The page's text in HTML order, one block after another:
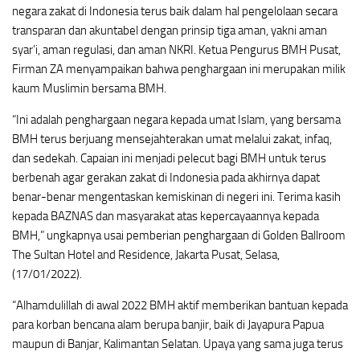
negara zakat di Indonesia terus baik dalam hal pengelolaan secara
transparan dan akuntabel dengan prinsip tiga aman, yakni aman
syar’i, aman regulasi, dan aman NKRI. Ketua Pengurus BMH Pusat,
Firman ZA menyampaikan bahwa penghargaan ini merupakan milik
kaum Muslimin bersama BMH.
“Ini adalah penghargaan negara kepada umat Islam, yang bersama
BMH terus berjuang mensejahterakan umat melalui zakat, infaq,
dan sedekah. Capaian ini menjadi pelecut bagi BMH untuk terus
berbenah agar gerakan zakat di Indonesia pada akhirnya dapat
benar-benar mengentaskan kemiskinan di negeri ini. Terima kasih
kepada BAZNAS dan masyarakat atas kepercayaannya kepada
BMH,” ungkapnya usai pemberian penghargaan di Golden Ballroom
The Sultan Hotel and Residence, Jakarta Pusat, Selasa,
(17/01/2022).
“Alhamdulillah di awal 2022 BMH aktif memberikan bantuan kepada
para korban bencana alam berupa banjir, baik di Jayapura Papua
maupun di Banjar, Kalimantan Selatan. Upaya yang sama juga terus